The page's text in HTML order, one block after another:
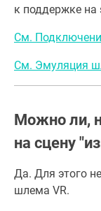
к поддержке на
См.
См. Эмуляция
Можно ли,
на сцену
Да. Для этого
шлема VR.